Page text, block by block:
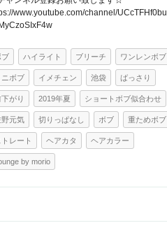
www.youtube.com/channel/UCcTFHf0bu
ブ ハイライト ブリーチ ワンレンボブ
ニボブ イメチェン 池袋 ばっさり
がり 2019年夏 ショートボブ似合わせ
野元気 切りっぱなし ボブ 重ためボブ
トレート ヘアカタ ヘアカラー
by morio